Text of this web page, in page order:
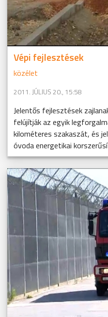
Vépi fejlesztések
közélet
2011. JÚLIUS 20., 15:58
Jelentős fejlesztések
felújítják az egyik
kilométeres szakaszát, és
óvoda energetikai